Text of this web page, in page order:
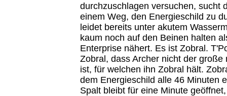
durchzuschlagen versuchen, sucht
einem Weg, den Energieschild zu
leidet bereits unter akutem
kaum noch auf den Beinen halten
Enterprise nähert. Es ist Zobral.
Zobral, dass Archer nicht der große
ist, für welchen ihn Zobral hält.
dem Energieschild alle 46 Minuten
Spalt bleibt für eine Minute